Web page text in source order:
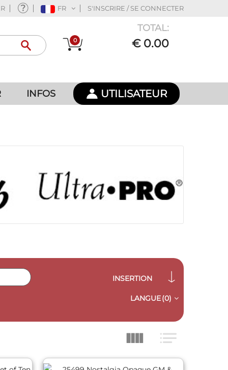
FR S'INSCRIRE / SE CONNECTER
0
TOTAL:
€ 0.00
INFOS UTILISATEUR
INSERTION
LANGUE(0)